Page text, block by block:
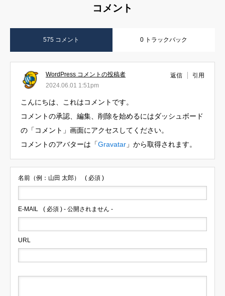
コメント
575 コメント 0 トラックバック
WordPress コメントの投稿者
2024.06.01 1:51pm
返信 引用
こんにちは、これはコメントです。
コメントの承認、編集、削除を始めるにはダッシュボード
の「コメント」画面にアクセスしてください。
コメントのアバターは「Gravatar 」から取得されます。
名前（例：山田 太郎） ( 必須 )
E-MAIL ( 必須 ) - 公開されません -
URL